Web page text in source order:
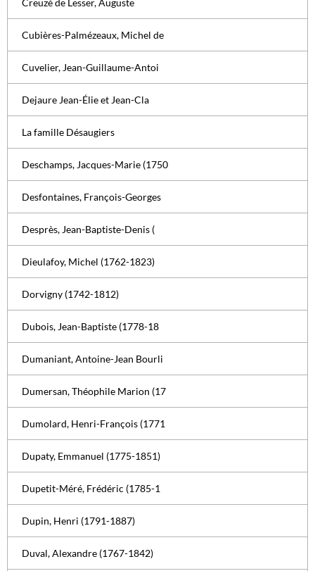
Creuzé de Lesser, Auguste
Cubières-Palmézeaux, Michel de
Cuvelier, Jean-Guillaume-Antoi
Dejaure Jean-Élie et Jean-Cla
La famille Désaugiers
Deschamps, Jacques-Marie (1750
Desfontaines, François-Georges
Desprès, Jean-Baptiste-Denis (
Dieulafoy, Michel (1762-1823)
Dorvigny (1742-1812)
Dubois, Jean-Baptiste (1778-18
Dumaniant, Antoine-Jean Bourli
Dumersan, Théophile Marion (17
Dumolard, Henri-François (1771
Dupaty, Emmanuel (1775-1851)
Dupetit-Méré, Frédéric (1785-1
Dupin, Henri (1791-1887)
Duval, Alexandre (1767-1842)